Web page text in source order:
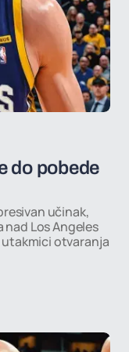
do pobede
učinak,
Los Angeles
utakmici otvaranja